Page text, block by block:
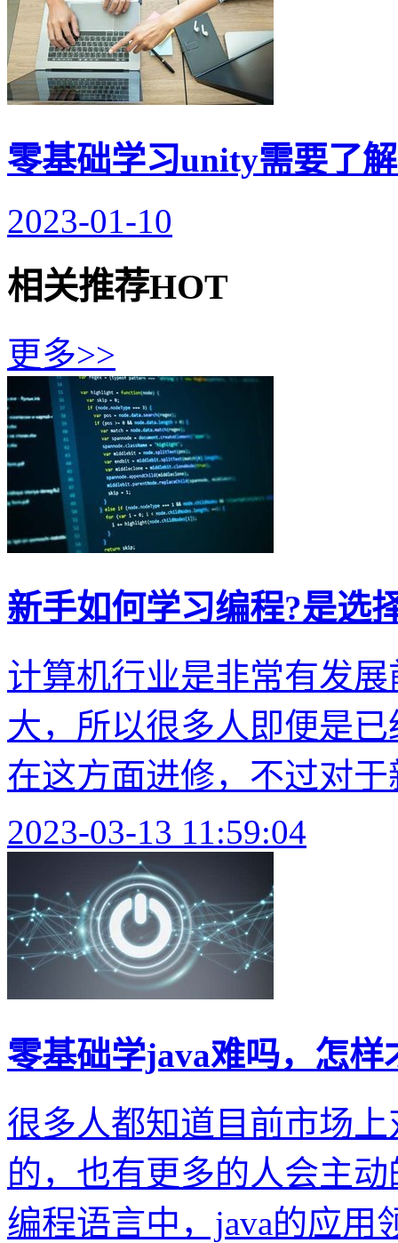
零基础学习unity需要了
2023-01-10
相关推荐HOT
更多>>
新手如何学习编程?是选
计算机行业是非常有发
大，所以很多人即便是
在这方面进修，不过对
2023-03-13 11:59:04
零基础学java难吗，怎样
很多人都知道目前市场
的，也有更多的人会主
编程语言中，java的应用